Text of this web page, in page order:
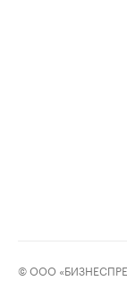
© ООО